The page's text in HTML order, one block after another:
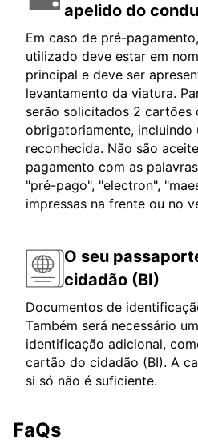
apelido do
Em caso de pré-
utilizado deve estar em
principal e deve ser
levantamento da viatura.
serão solicitados 2 cartões
obrigatoriamente, incluindo
reconhecida. Não são
pagamento com as
"pré-pago", "electron",
impressas na frente ou no
O seu
cidadão (BI)
Documentos de
Também será necessário
identificação adicional,
cartão do cidadão (BI). A
si só não é suficiente.
FaQs